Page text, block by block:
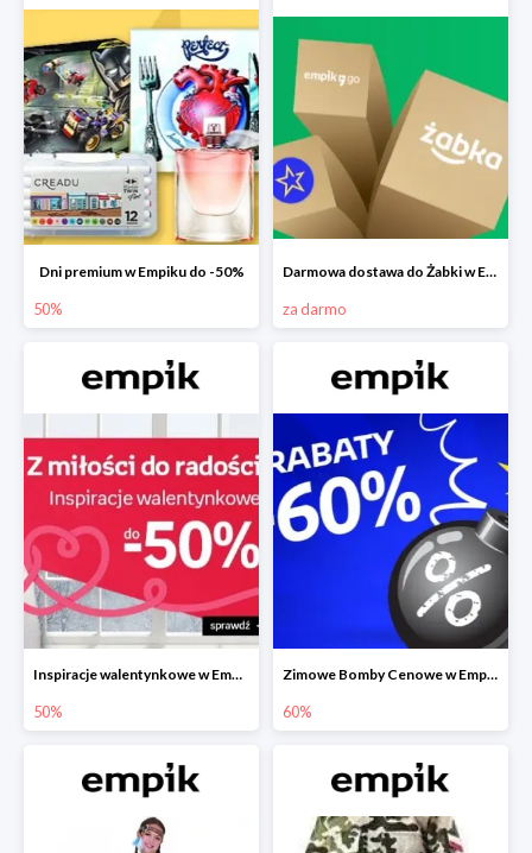
Dni premium w Empiku do -50%
50%
Darmowa dostawa do Żabki w Empiku
za darmo
Inspiracje walentynkowe w Empiku do -50%
50%
Zimowe Bomby Cenowe w Empiku do -60%
60%